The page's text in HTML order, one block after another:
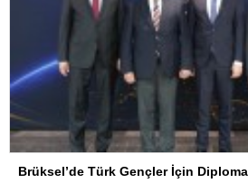
Brüksel’de Türk Gençler İçin